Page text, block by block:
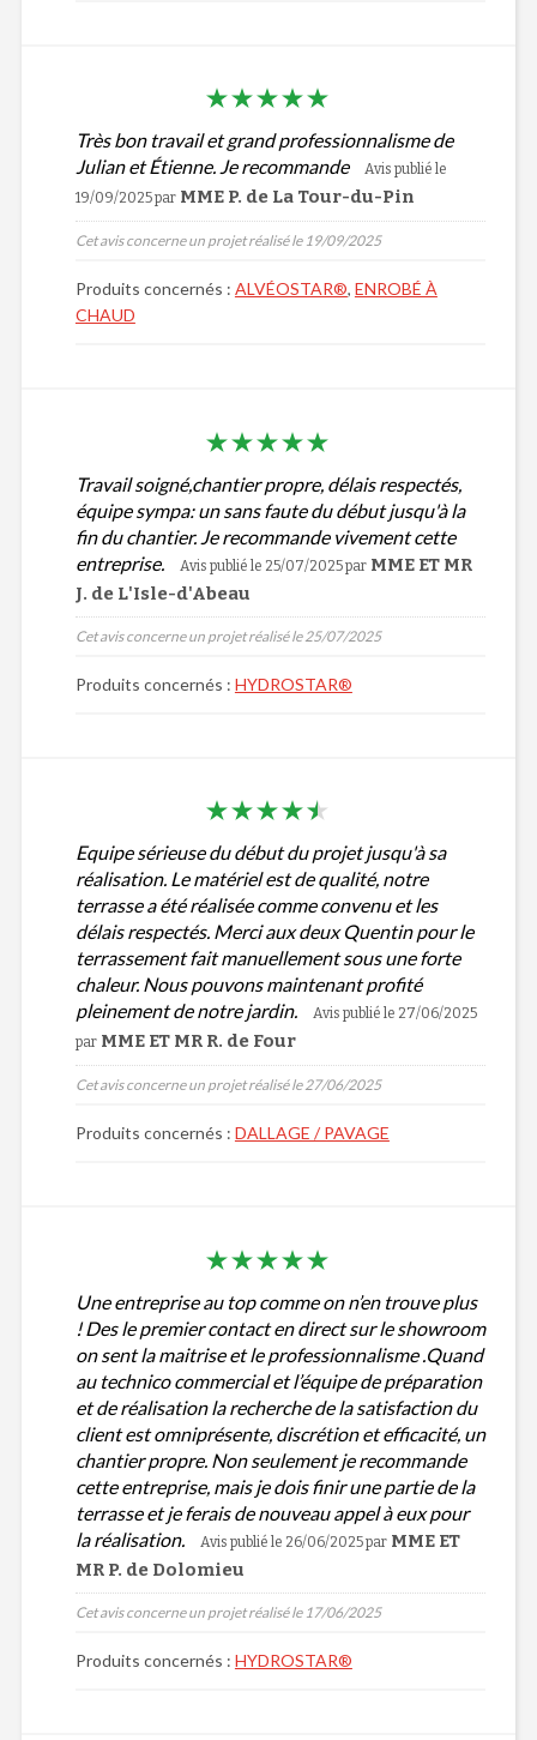
Très bon travail et grand professionnalisme de
Julian et Étienne. Je recommande
Avis publié le
19/09/2025par MME P. de La Tour-du-Pin
Cet avis concerne un projet réalisé le 19/09/2025
Produits concernés : ALVÉOSTAR®, ENROBÉ À
CHAUD
Travail soigné,chantier propre, délais respectés,
équipe sympa: un sans faute du début jusqu'à la
fin du chantier. Je recommande vivement cette
entreprise.
Avis publié le 25/07/2025par MME ET MR
J. de L'Isle-d'Abeau
Cet avis concerne un projet réalisé le 25/07/2025
Produits concernés : HYDROSTAR®
Equipe sérieuse du début du projet jusqu'à sa
réalisation. Le matériel est de qualité, notre
terrasse a été réalisée comme convenu et les
délais respectés. Merci aux deux Quentin pour le
terrassement fait manuellement sous une forte
chaleur. Nous pouvons maintenant profité
pleinement de notre jardin.
Avis publié le 27/06/2025
par MME ET MR R. de Four
Cet avis concerne un projet réalisé le 27/06/2025
Produits concernés : DALLAGE / PAVAGE
Une entreprise au top comme on n’en trouve plus
! Des le premier contact en direct sur le showroom
on sent la maitrise et le professionnalisme .Quand
au technico commercial et l’équipe de préparation
et de réalisation la recherche de la satisfaction du
client est omniprésente, discrétion et efficacité, un
chantier propre. Non seulement je recommande
cette entreprise, mais je dois finir une partie de la
terrasse et je ferais de nouveau appel à eux pour
la réalisation.
Avis publié le 26/06/2025par MME ET
MR P. de Dolomieu
Cet avis concerne un projet réalisé le 17/06/2025
Produits concernés : HYDROSTAR®